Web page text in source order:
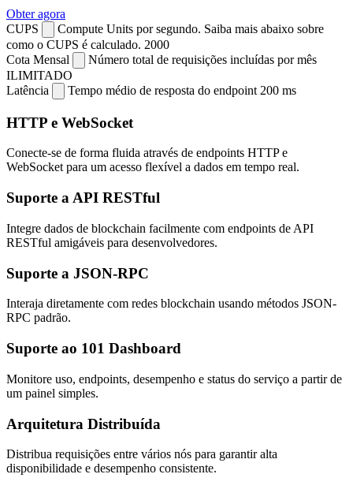
Obter agora
CUPS
Compute Units por segundo. Saiba mais abaixo sobre
como o CUPS é calculado. 2000
Cota Mensal
Número total de requisições incluídas por mês
ILIMITADO
Latência
Tempo médio de resposta do endpoint 200 ms
HTTP e WebSocket
Conecte-se de forma fluida através de endpoints HTTP e
WebSocket para um acesso flexível a dados em tempo real.
Suporte a API RESTful
Integre dados de blockchain facilmente com endpoints de API
RESTful amigáveis para desenvolvedores.
Suporte a JSON-RPC
Interaja diretamente com redes blockchain usando métodos JSON-
RPC padrão.
Suporte ao 101 Dashboard
Monitore uso, endpoints, desempenho e status do serviço a partir de
um painel simples.
Arquitetura Distribuída
Distribua requisições entre vários nós para garantir alta
disponibilidade e desempenho consistente.